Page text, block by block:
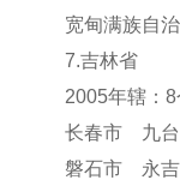
宽甸满族自
7.吉林省
2005年辖：
长春市 九
磐石市 永